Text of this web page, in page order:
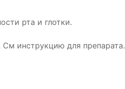
рта и глотки.
См инструкцию для препарата.